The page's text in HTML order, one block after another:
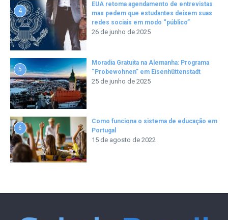
4
EUA retoma agendamento de entrevistas
mas pedem que estudantes deixem suas
redes sociais em modo “público”
26 de junho de 2025
5
Moradia Gratuita na Alemanha: Programa
“Probewohnen” em Eisenhüttenstadt
25 de junho de 2025
6
Como funciona o sistema de educação em
Portugal
15 de agosto de 2022